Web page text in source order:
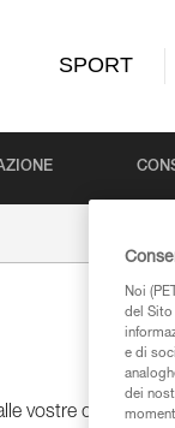
SPORT
vostre domande
Noi
del Sito
e di
dei